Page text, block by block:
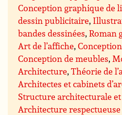
Conception graphique de
dessin publicitaire,
bandes dessinées,Roman
Art de l’affiche,
Conception de meubles,
Architecture,Théorie de
Architectes et cabinets
Structure architecturale
Architecture respectueuse